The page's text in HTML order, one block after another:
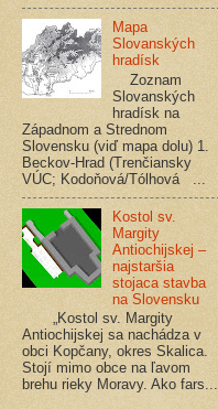
Mapa
Slovanských
hradísk
Zoznam
Slovanských
hradísk na
Západnom a Strednom
Slovensku (viď mapa dolu) 1.
Beckov-Hrad (Trenčiansky
VÚC; Kodoňová/Tólhová ...
Kostol sv.
Margity
Antiochijskej –
najstaršia
stojaca stavba
na Slovensku
„Kostol sv. Margity
Antiochijskej sa nachádza v
obci Kopčany, okres Skalica.
Stojí mimo obce na ľavom
brehu rieky Moravy. Ako fars...